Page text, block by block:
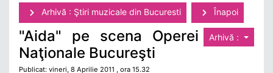
Arhivă : Ştiri muzicale din Bucuresti Înapoi
Arhivă :
"Aida" pe scena Operei
Naţionale Bucureşti
Publicat: vineri, 8 Aprilie 2011 , ora 15.32